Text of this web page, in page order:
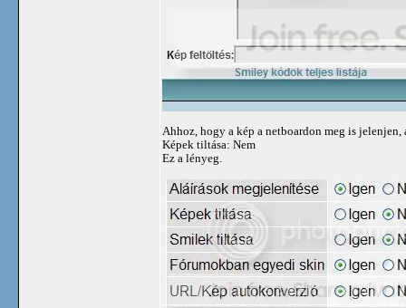
Ahhoz, hogy a kép a netboardon meg is
Képek tiltása: Nem
Ez a lényeg.